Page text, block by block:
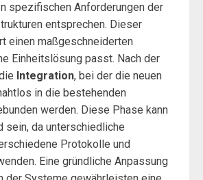
spezifischen Anforderungen der
entsprechen. Dieser
einen maßgeschneiderten
Einheitslösung passt. Nach der
Integration, bei der die neuen
in die bestehenden
werden. Diese Phase kann
sein, da unterschiedliche
Protokolle und
Eine gründliche Anpassung